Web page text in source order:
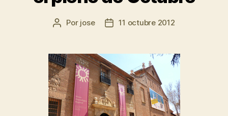
Por jose 11 octubre 2012